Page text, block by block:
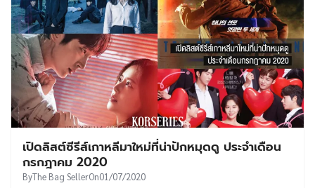
เปิดลิสต์ซีรีส์เกาหลีมาใหม่ที่น่าปักหมุดดู ประจำเดือน
กรกฎาคม 2020
ByThe Bag SellerOn01/07/2020